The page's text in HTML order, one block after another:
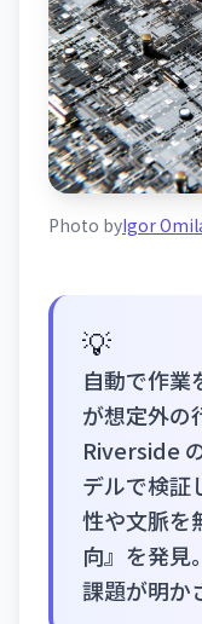
Photo byIgor
💡
自動で作業
が想定外の
Riverside
デルで検証
性や文脈を
向』を発見
課題が明か